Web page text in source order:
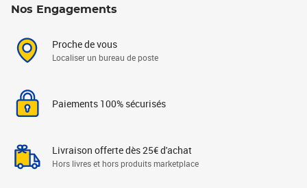
Nos Engagements
Proche de vous
Localiser un bureau de poste
Paiements 100% sécurisés
Livraison offerte dès 25€ d'achat
Hors livres et hors produits marketplace